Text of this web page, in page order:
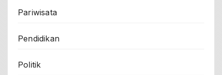
Pariwisata
Pendidikan
Politik